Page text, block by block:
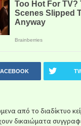
από το διαδίκτυο
δικαιώματα